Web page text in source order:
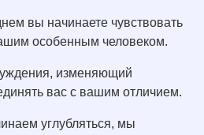
вы начинаете чувствовать
особенным человеком.
изменяющий
вас с вашим отличием.
углубляться, мы